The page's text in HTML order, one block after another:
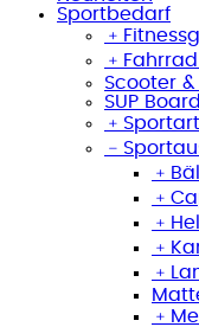
Sportbedarf
﹢
﹢
Scooter &
SUP
﹢
﹣
﹢
﹢
﹢
﹢
﹢
﹢